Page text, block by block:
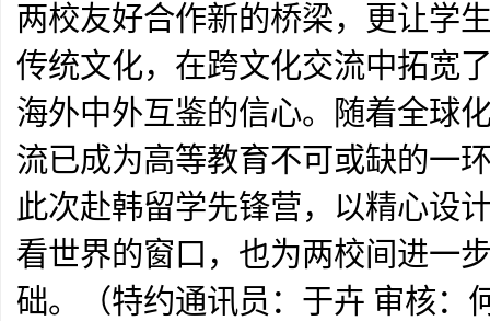
两校友好合作新的桥梁，更让学
传统文化，在跨文化交流中拓宽
海外中外互鉴的信心。随着全球
流已成为高等教育不可或缺的一
此次赴韩留学先锋营，以精心设
看世界的窗口，也为两校间进一
础。（特约通讯员：于卉 审核：